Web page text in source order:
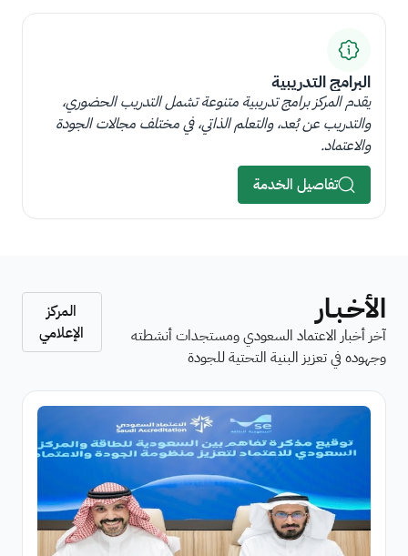
البرامج التدريبية
يقدم المركز برامج تدريبية متنوعة تشمل التدريب الحضوري،
والتدريب عن بُعد، والتعلم الذاتي، في مختلف مجالات الجودة
والاعتماد.
تفاصيل الخدمة
الأخـبـار
آخر أخبار الاعتماد السعودي ومستجدات أنشطته
وجهوده في تعزيز البنية التحتية للجودة
المركز
الإعلامي